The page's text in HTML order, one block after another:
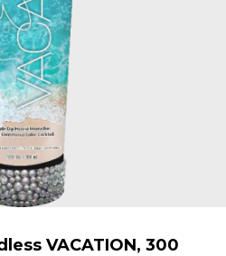
VACATION, 300